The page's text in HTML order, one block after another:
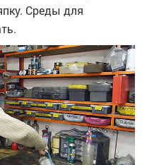
Среды для